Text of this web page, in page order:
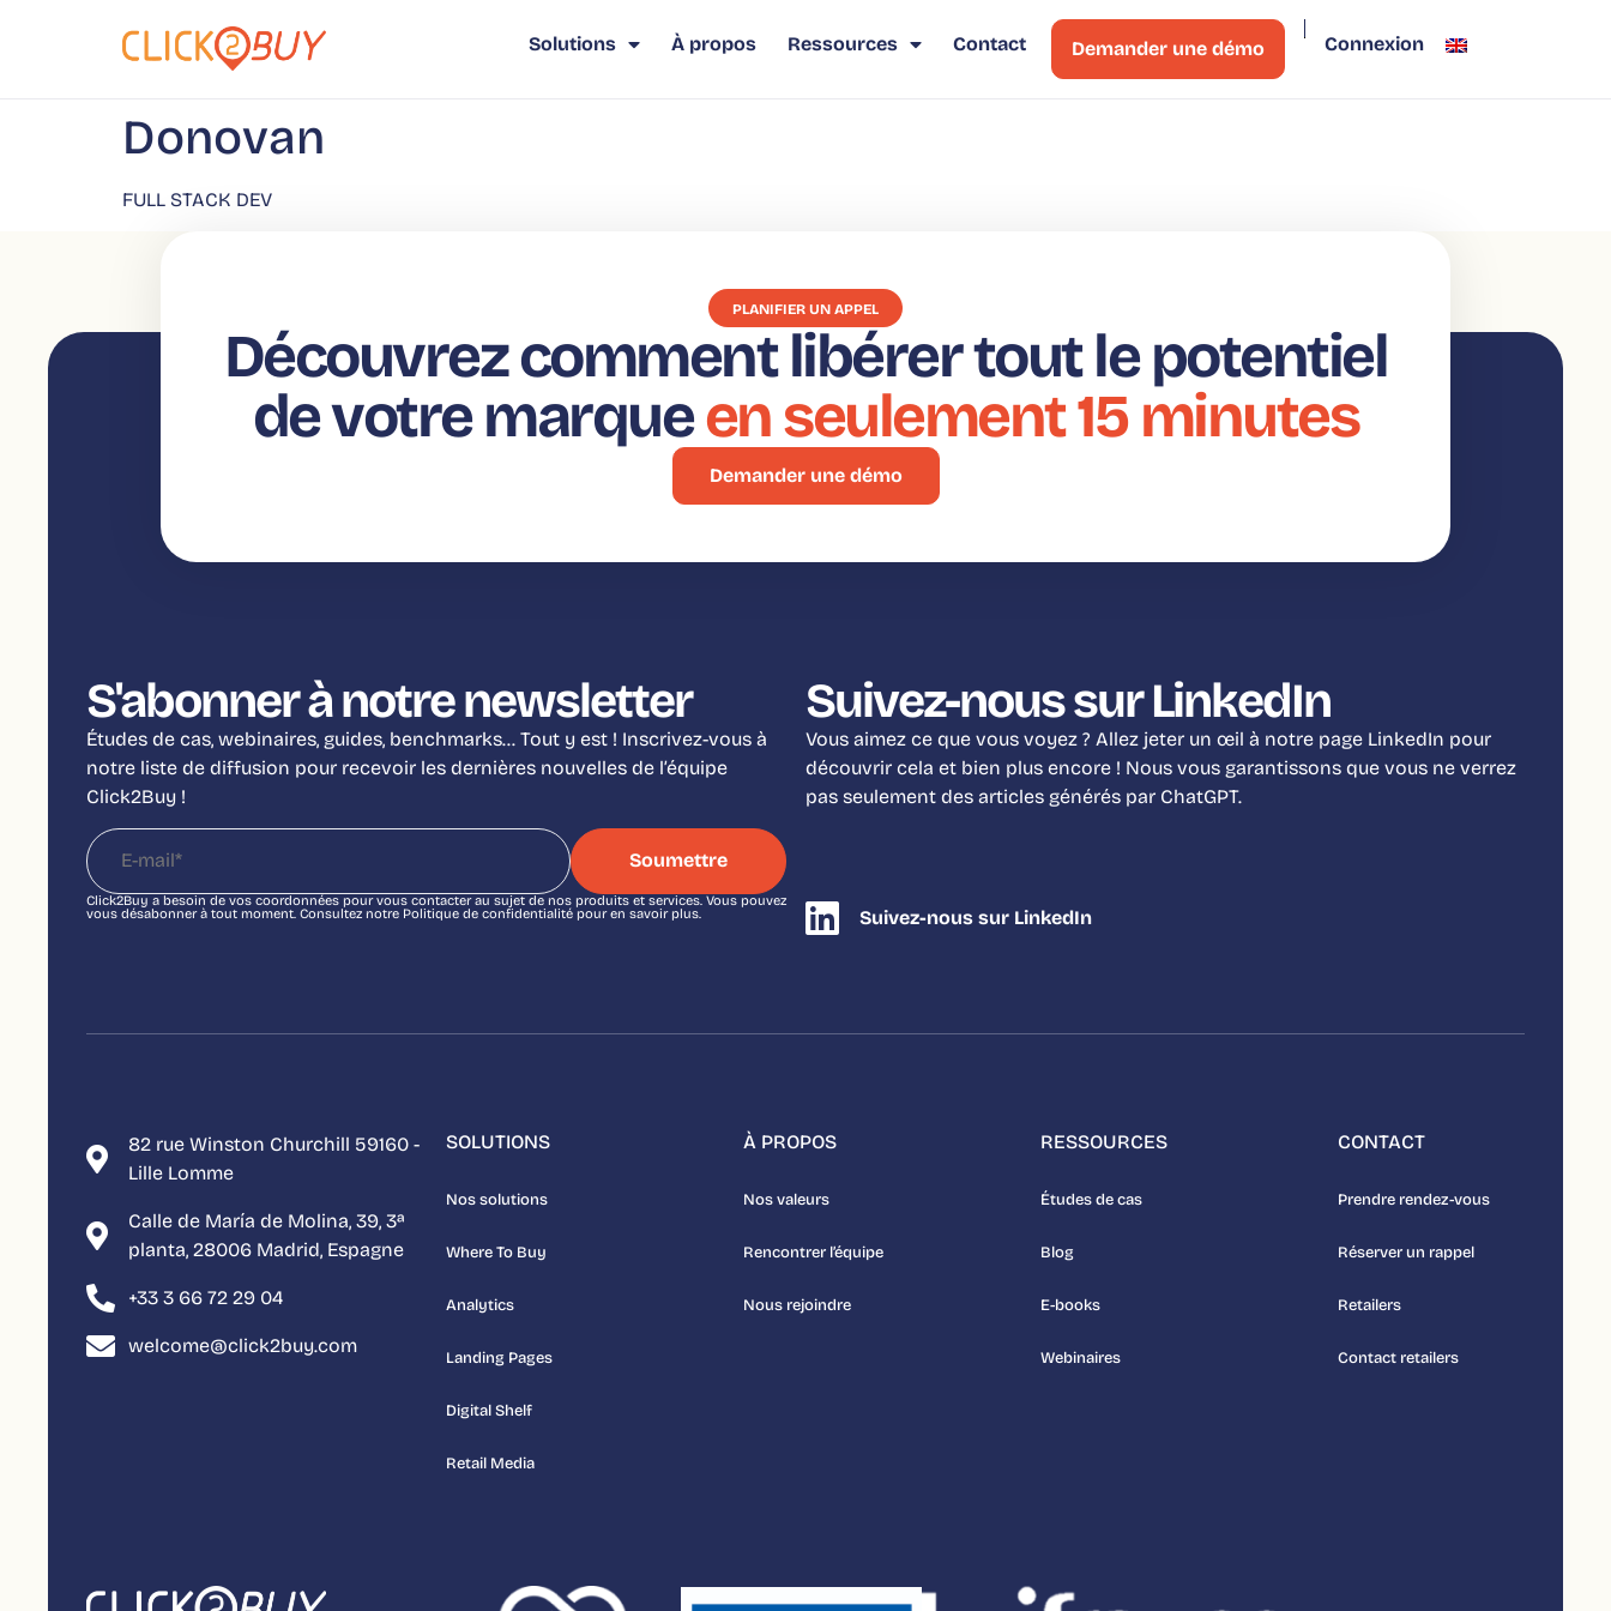
Solutions À propos Ressources Contact Demander une démo Connexion
Donovan
FULL STACK DEV
PLANIFIER UN APPEL
Découvrez comment libérer tout le potentiel
de votre marqueen seulement 15 minutes
Demander une démo
S'abonner à notre newsletter
Études de cas, webinaires, guides, benchmarks… Tout y est ! Inscrivez-vous à
notre liste de diffusion pour recevoir les dernières nouvelles de l’équipe
Click2Buy !
Click2Buy a besoin de vos coordonnées pour vous contacter au sujet de nos produits et services. Vous pouvez
vous désabonner à tout moment. Consultez notre Politique de confidentialité pour en savoir plus.
Suivez-nous sur LinkedIn
Vous aimez ce que vous voyez ? Allez jeter un œil à notre page LinkedIn pour
découvrir cela et bien plus encore ! Nous vous garantissons que vous ne verrez
pas seulement des articles générés par ChatGPT.
Suivez-nous sur LinkedIn
82 rue Winston Churchill 59160 -
Lille Lomme
Calle de María de Molina, 39, 3ª
planta, 28006 Madrid, Espagne
+33 3 66 72 29 04
welcome@click2buy.com
SOLUTIONS
Nos solutions
Where To Buy
Analytics
Landing Pages
Digital Shelf
Retail Media
À PROPOS
Nos valeurs
Rencontrer l’équipe
Nous rejoindre
RESSOURCES
Études de cas
Blog
E-books
Webinaires
CONTACT
Prendre rendez-vous
Réserver un rappel
Retailers
Contact retailers